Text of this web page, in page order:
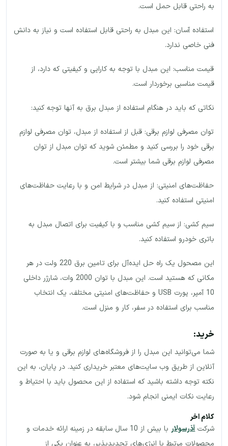
به راحتی قابل حمل است.
استفاده آسان: این مبدل به راحتی قابل استفاده است و نیاز به دانش
فنی خاصی ندارد.
قیمت مناسب: این مبدل با توجه به کارایی و کیفیتی که دارد، از
قیمت مناسبی برخوردار است.
نکاتی که باید در هنگام استفاده از مبدل برق به آنها توجه کنید:
توان مصرفی لوازم برقی: قبل از استفاده از مبدل، توان مصرفی لوازم
برقی خود را بررسی کنید و مطمئن شوید که توان مبدل از توان
مصرفی لوازم برقی شما بیشتر است.
حفاظت‌های امنیتی: از مبدل در شرایط امن و با رعایت حفاظت‌های
امنیتی استفاده کنید.
سیم کشی: از سیم کشی مناسب و با کیفیت برای اتصال مبدل به
باتری خودرو استفاده کنید.
این مصحول یک راه حل ایده‌آل برای تامین برق 220 ولت در هر
مکانی که هستید است. این مبدل با توان 2000 وات، شارژر داخلی
10 آمپر، پورت USB و حفاظت‌های امنیتی مختلف، یک انتخاب
مناسب برای استفاده در سفر، کار و منزل است.
خرید:
شما می‌توانید این مبدل را از فروشگاه‌های لوازم برقی و یا به صورت
آنلاین از طریق وب سایت‌های معتبر خریداری کنید. در پایان، به این
نکته توجه داشته باشید که استفاده از این محصول باید با احتیاط و
رعایت نکات ایمنی انجام شود.
کلام اخر
شرکتآذرسولار
با بیش از 10 سال سابقه در زمینه ارائه خدمات و
محصولات مرتبط با انرژی‌های تجدیدپذیر، به عنوان یکی از